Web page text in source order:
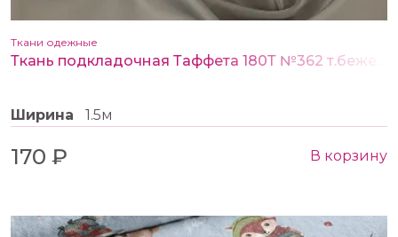
Ткани одежные
Ширина 1.5м
170 ₽ В корзину